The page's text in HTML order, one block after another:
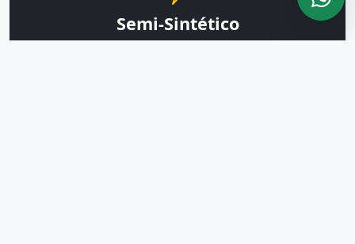
Semi-Sintético